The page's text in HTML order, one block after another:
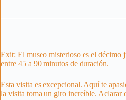
Exit: El museo misterioso es el décimo
entre 45 a 90 minutos de duración.
Esta visita es excepcional. Aquí te
la visita toma un giro increíble. Aclarar